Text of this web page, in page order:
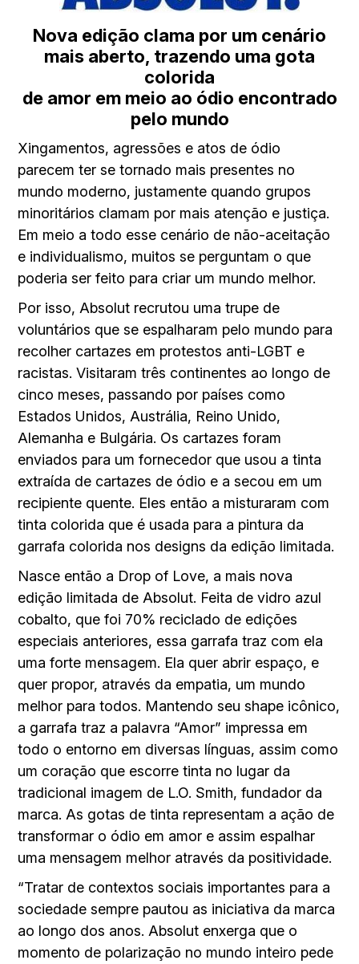
Nova edição clama por um cenário
mais aberto, trazendo uma gota
colorida
de amor em meio ao ódio encontrado
pelo mundo
Xingamentos, agressões e atos de ódio
parecem ter se tornado mais presentes no
mundo moderno, justamente quando grupos
minoritários clamam por mais atenção e justiça.
Em meio a todo esse cenário de não-aceitação
e individualismo, muitos se perguntam o que
poderia ser feito para criar um mundo melhor.
Por isso, Absolut recrutou uma trupe de
voluntários que se espalharam pelo mundo para
recolher cartazes em protestos anti-LGBT e
racistas. Visitaram três continentes ao longo de
cinco meses, passando por países como
Estados Unidos, Austrália, Reino Unido,
Alemanha e Bulgária. Os cartazes foram
enviados para um fornecedor que usou a tinta
extraída de cartazes de ódio e a secou em um
recipiente quente. Eles então a misturaram com
tinta colorida que é usada para a pintura da
garrafa colorida nos designs da edição limitada.
Nasce então a Drop of Love, a mais nova
edição limitada de Absolut. Feita de vidro azul
cobalto, que foi 70% reciclado de edições
especiais anteriores, essa garrafa traz com ela
uma forte mensagem. Ela quer abrir espaço, e
quer propor, através da empatia, um mundo
melhor para todos. Mantendo seu shape icônico,
a garrafa traz a palavra “Amor” impressa em
todo o entorno em diversas línguas, assim como
um coração que escorre tinta no lugar da
tradicional imagem de L.O. Smith, fundador da
marca. As gotas de tinta representam a ação de
transformar o ódio em amor e assim espalhar
uma mensagem melhor através da positividade.
“Tratar de contextos sociais importantes para a
sociedade sempre pautou as iniciativa da marca
ao longo dos anos. Absolut enxerga que o
momento de polarização no mundo inteiro pede